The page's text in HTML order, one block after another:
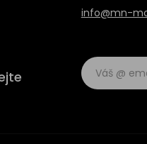
info@mn-